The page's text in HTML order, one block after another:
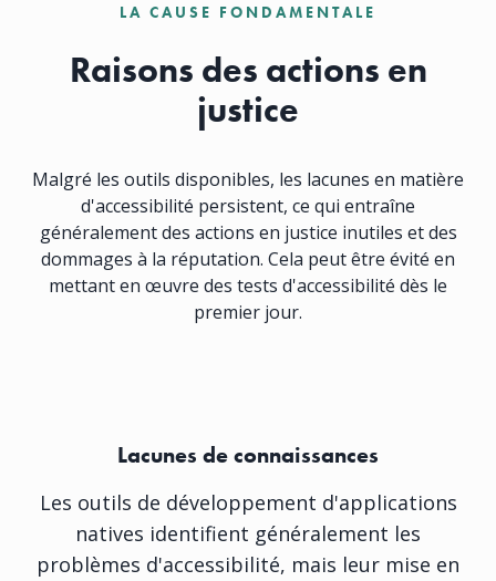
LA CAUSE FONDAMENTALE
Raisons des actions en
justice
Malgré les outils disponibles, les lacunes en matière
d'accessibilité persistent, ce qui entraîne
généralement des actions en justice inutiles et des
dommages à la réputation. Cela peut être évité en
mettant en œuvre des tests d'accessibilité dès le
premier jour.
Lacunes de connaissances
Les outils de développement d'applications
natives identifient généralement les
problèmes d'accessibilité, mais leur mise en